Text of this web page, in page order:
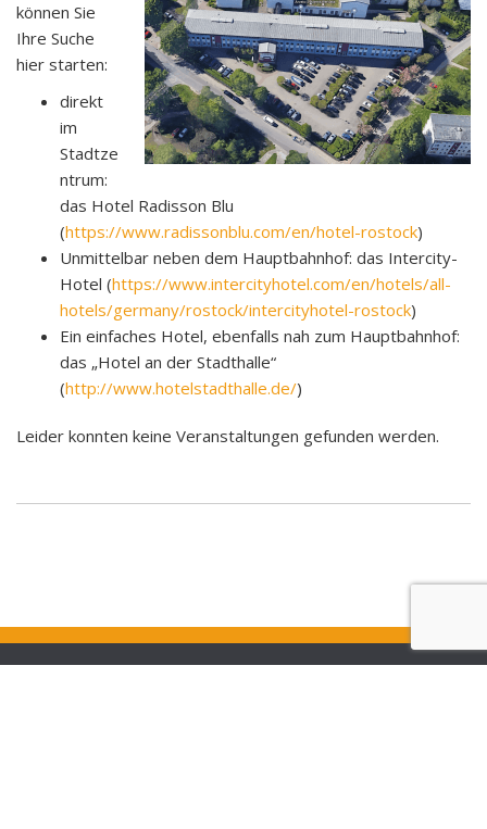
können Sie
Ihre Suche
hier starten:
direkt
im
Stadtze
ntrum:
das Hotel Radisson Blu
(https://www.radissonblu.com/en/hotel-rostock)
Unmittelbar neben dem Hauptbahnhof: das Intercity-
Hotel (https://www.intercityhotel.com/en/hotels/all-
hotels/germany/rostock/intercityhotel-rostock)
Ein einfaches Hotel, ebenfalls nah zum Hauptbahnhof:
das „Hotel an der Stadthalle“
(http://www.hotelstadthalle.de/)
Leider konnten keine Veranstaltungen gefunden werden.